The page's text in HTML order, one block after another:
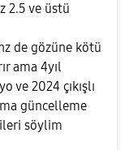
2.5 ve üstü
de gözüne kötü
ama 4yıl
ve 2024 çıkışlı
güncelleme
söylim